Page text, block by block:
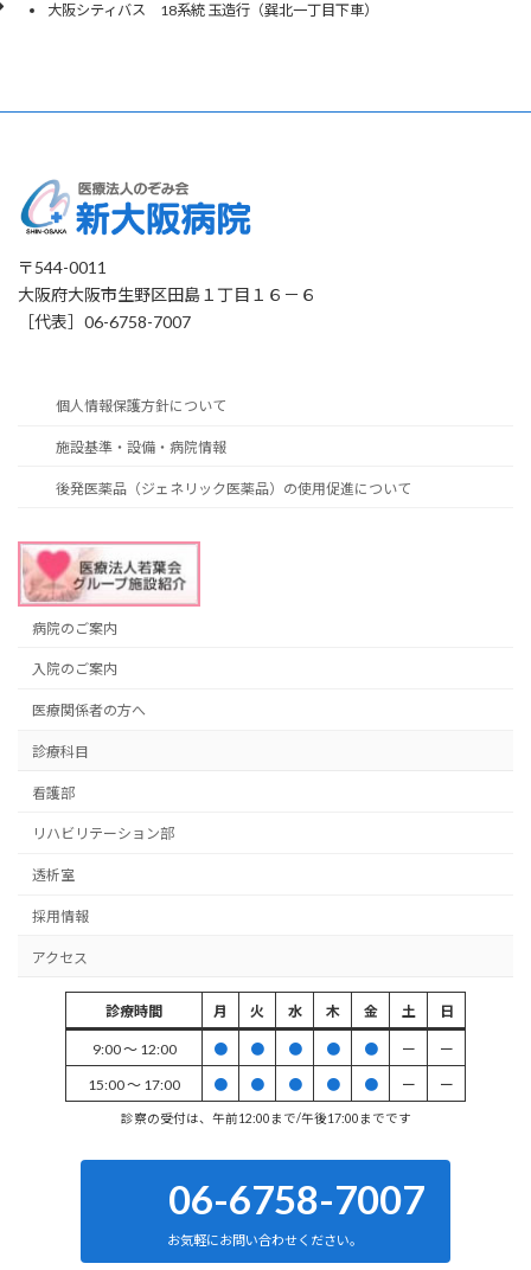
大阪シティバス 18系統 玉造行（巽北一丁目下車）
〒544-0011
大阪府大阪市生野区田島１丁目１６－６
［代表］06-6758-7007
個人情報保護方針について
施設基準・設備・病院情報
後発医薬品（ジェネリック医薬品）の使用促進について
病院のご案内
入院のご案内
医療関係者の方へ
診療科目
看護部
リハビリテーション部
透析室
採用情報
アクセス
診療時間 月 火 水 木 金 土 日
9:00 〜 12:00 ● ● ● ● ● ー
ー
15:00 〜 17:00
● ● ● ● ● ー ー
診察の受付は、午前12:00まで/午後17:00までです
06-6758-7007
お気軽にお問い合わせください。